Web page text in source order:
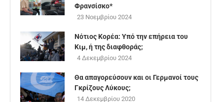
Φρανσίσκο*
23 Νοεμβρίου 2024
Νότιος Κορέα: Υπό την επήρεια του
Κιμ, ή της διαφθοράς;
4 Δεκεμβρίου 2024
Θα απαγορεύσουν και οι Γερμανοί τους
Γκρίζους Λύκους;
14 Δεκεμβρίου 2020